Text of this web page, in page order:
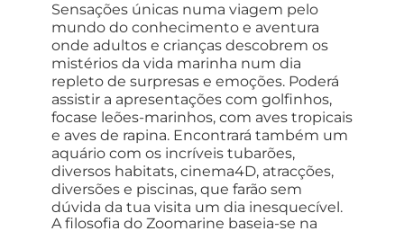
Sensações únicas numa viagem pelo
mundo do conhecimento e aventura
onde adultos e crianças descobrem os
mistérios da vida marinha num dia
repleto de surpresas e emoções. Poderá
assistir a apresentações com golfinhos,
focase leões-marinhos, com aves tropicais
e aves de rapina. Encontrará também um
aquário com os incríveis tubarões,
diversos habitats, cinema4D, atracções,
diversões e piscinas, que farão sem
dúvida da tua visita um dia inesquecível.
A filosofia do Zoomarine baseia-se na